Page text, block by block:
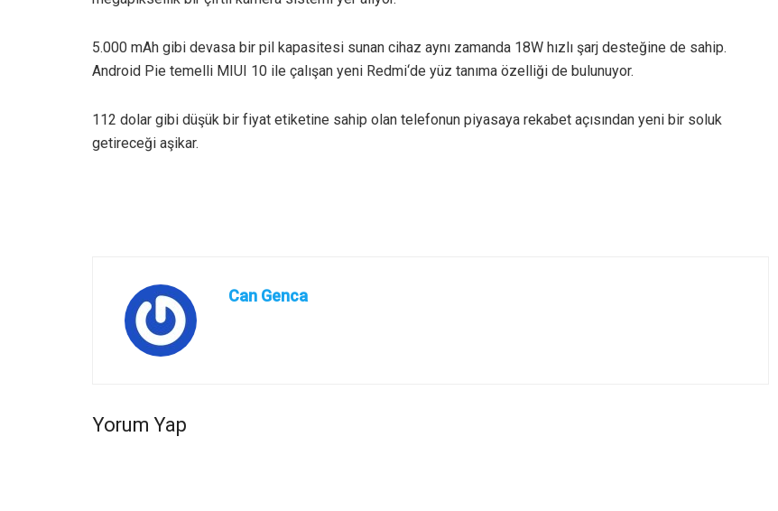
5.000 mAh gibi devasa bir pil kapasitesi sunan cihaz aynı zamanda 18W hızlı şarj desteğine de sahip.
Android Pie temelli MIUI 10 ile çalışan yeni Redmi‘de yüz tanıma özelliği de bulunuyor.
112 dolar gibi düşük bir fiyat etiketine sahip olan telefonun piyasaya rekabet açısından yeni bir soluk
getireceği aşikar.
Can Genca
Yorum Yap